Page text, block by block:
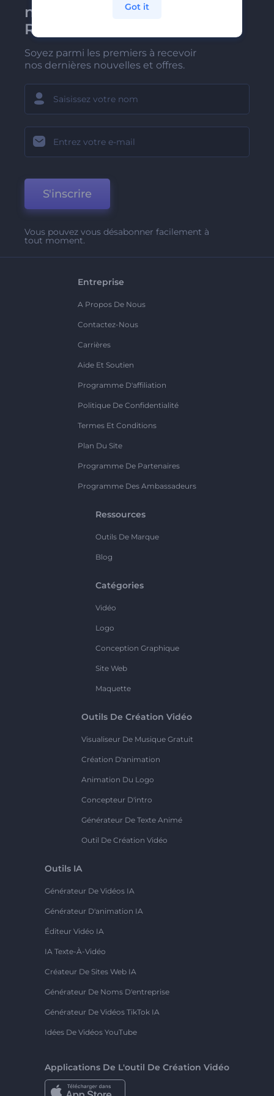
newsletter de
Renderforest
Soyez parmi les premiers à recevoir
nos dernières nouvelles et offres.
S'inscrire
Vous pouvez vous désabonner facilement à
tout moment.
Entreprise
A Propos De Nous
Contactez-Nous
Carrières
Aide Et Soutien
Programme D'affiliation
Politique De Confidentialité
Termes Et Conditions
Plan Du Site
Programme De Partenaires
Programme Des Ambassadeurs
Ressources
Outils De Marque
Blog
Catégories
Vidéo
Logo
Conception Graphique
Site Web
Maquette
Outils De Création Vidéo
Visualiseur De Musique Gratuit
Création D'animation
Animation Du Logo
Concepteur D'intro
Générateur De Texte Animé
Outil De Création Vidéo
Outils IA
Générateur De Vidéos IA
Générateur D'animation IA
Éditeur Vidéo IA
IA Texte-À-Vidéo
Créateur De Sites Web IA
Générateur De Noms D'entreprise
Générateur De Vidéos TikTok IA
Idées De Vidéos YouTube
Applications De L'outil De Création Vidéo
Got it